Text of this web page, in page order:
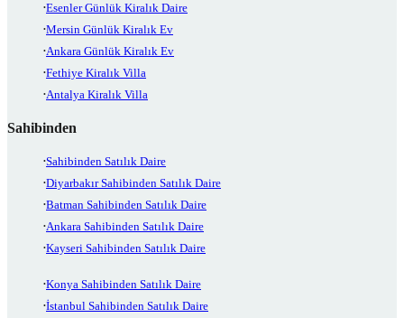
Esenler Günlük Kiralık Daire
Mersin Günlük Kiralık Ev
Ankara Günlük Kiralık Ev
Fethiye Kiralık Villa
Antalya Kiralık Villa
Sahibinden
Sahibinden Satılık Daire
Diyarbakır Sahibinden Satılık Daire
Batman Sahibinden Satılık Daire
Ankara Sahibinden Satılık Daire
Kayseri Sahibinden Satılık Daire
Konya Sahibinden Satılık Daire
İstanbul Sahibinden Satılık Daire